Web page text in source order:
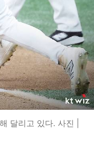
달리고 있다. 사진 |